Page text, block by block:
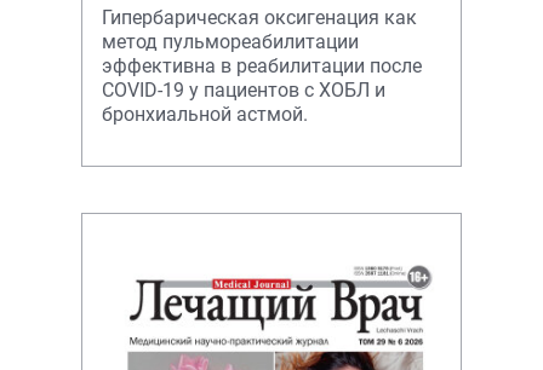
Гипербарическая оксигенация как
метод пульмореабилитации
эффективна в реабилитации после
COVID-19 у пациентов с ХОБЛ и
бронхиальной астмой.